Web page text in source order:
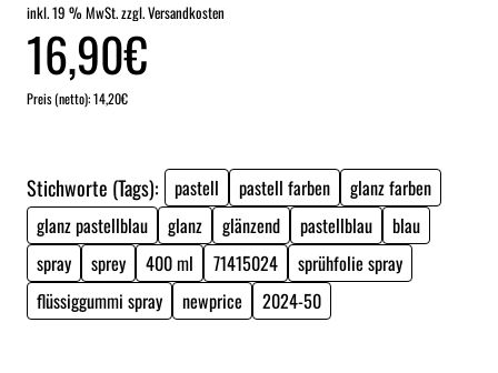
inkl. 19 % MwSt. zzgl. Versandkosten
16,90€
Preis (netto): 14,20€
Stichworte (Tags): pastell pastell farben
glanz farben
glanz pastellblau
glanz glänzend pastellblau
blau
spray
sprey 400 ml 71415024
sprühfolie spray
flüssiggummi spray
newprice 2024-50